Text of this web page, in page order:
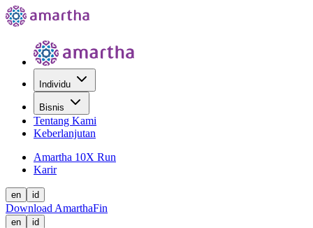
Individu
Bisnis
Tentang Kami
Keberlanjutan
Amartha 10X Run
Karir
en id
Download AmarthaFin
en id